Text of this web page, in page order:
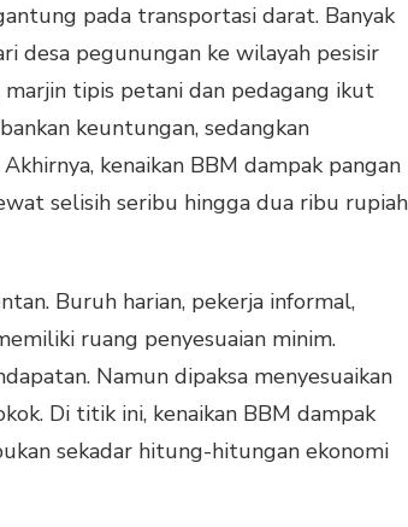
pada transportasi darat. Banyak
desa pegunungan ke wilayah pesisir
tipis petani dan pedagang ikut
keuntungan, sedangkan
kenaikan BBM dampak pangan
selisih seribu hingga dua ribu rupiah
Buruh harian, pekerja informal,
ruang penyesuaian minim.
Namun dipaksa menyesuaikan
Di titik ini, kenaikan BBM dampak
sekadar hitung-hitungan ekonomi